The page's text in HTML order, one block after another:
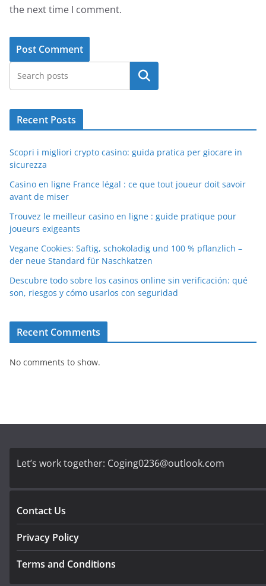
the next time I comment.
Search
Recent Posts
Scopri i migliori crypto casino: guida pratica per giocare in
sicurezza
Casino en ligne France légal : ce que tout joueur doit savoir
avant de miser
Trouvez le meilleur casino en ligne : guide pratique pour
joueurs exigeants
Vegane Cookies: Saftig, schokoladig und 100 % pflanzlich –
der neue Standard für Naschkatzen
Descubre todo sobre los casinos online sin verificación: qué
son, riesgos y cómo usarlos con seguridad
Recent Comments
No comments to show.
Let’s work together: Coging0236@outlook.com
Contact Us
Privacy Policy
Terms and Conditions